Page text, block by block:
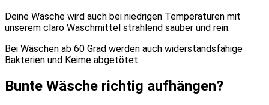
Deine Wäsche wird auch bei niedrigen Temperaturen mit
unserem claro Waschmittel strahlend sauber und rein.
Bei Wäschen ab 60 Grad werden auch widerstandsfähige
Bakterien und Keime abgetötet.
Bunte Wäsche richtig aufhängen?